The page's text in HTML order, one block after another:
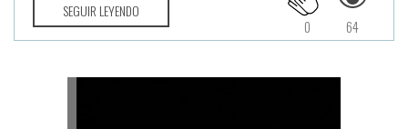
SEGUIR LEYENDO
64
0